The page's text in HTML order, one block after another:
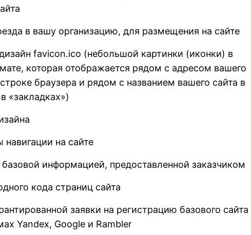
в вашу организацию, для размещения на сайте
favicon.ico (небольшой картинки (иконки) в
которая отображается рядом с адресом вашего
браузера и рядом с названием вашего сайта в
«закладках»)
навигации на сайте
базовой информацией, предоставленной заказчиком
кода страниц сайта
заявки на регистрацию базового сайта
Yandex, Google и Rambler